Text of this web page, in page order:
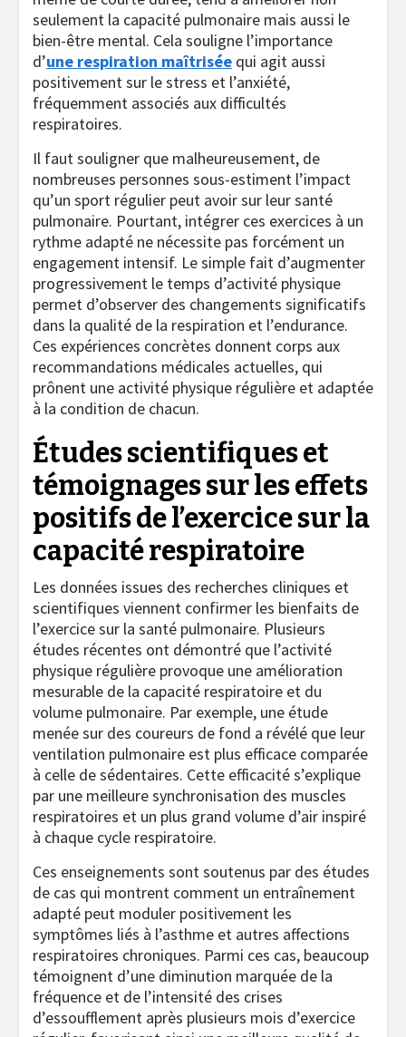
seulement la capacité pulmonaire mais aussi le
bien-être mental. Cela souligne l’importance
d’une respiration maîtrisée qui agit aussi
positivement sur le stress et l’anxiété,
fréquemment associés aux difficultés
respiratoires.
Il faut souligner que malheureusement, de
nombreuses personnes sous-estiment l’impact
qu’un sport régulier peut avoir sur leur santé
pulmonaire. Pourtant, intégrer ces exercices à un
rythme adapté ne nécessite pas forcément un
engagement intensif. Le simple fait d’augmenter
progressivement le temps d’activité physique
permet d’observer des changements significatifs
dans la qualité de la respiration et l’endurance.
Ces expériences concrètes donnent corps aux
recommandations médicales actuelles, qui
prônent une activité physique régulière et adaptée
à la condition de chacun.
Études scientifiques et
témoignages sur les effets
positifs de l’exercice sur la
capacité respiratoire
Les données issues des recherches cliniques et
scientifiques viennent confirmer les bienfaits de
l’exercice sur la santé pulmonaire. Plusieurs
études récentes ont démontré que l’activité
physique régulière provoque une amélioration
mesurable de la capacité respiratoire et du
volume pulmonaire. Par exemple, une étude
menée sur des coureurs de fond a révélé que leur
ventilation pulmonaire est plus efficace comparée
à celle de sédentaires. Cette efficacité s’explique
par une meilleure synchronisation des muscles
respiratoires et un plus grand volume d’air inspiré
à chaque cycle respiratoire.
Ces enseignements sont soutenus par des études
de cas qui montrent comment un entraînement
adapté peut moduler positivement les
symptômes liés à l’asthme et autres affections
respiratoires chroniques. Parmi ces cas, beaucoup
témoignent d’une diminution marquée de la
fréquence et de l’intensité des crises
d’essoufflement après plusieurs mois d’exercice